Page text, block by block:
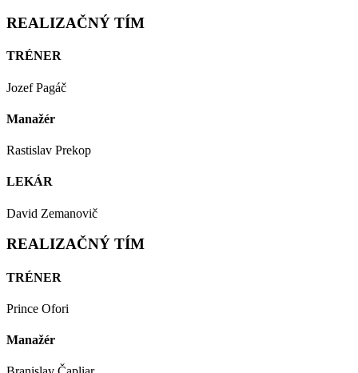
REALIZAČNÝ TÍM
TRÉNER
Jozef Pagáč
Manažér
Rastislav Prekop
LEKÁR
David Zemanovič
REALIZAČNÝ TÍM
TRÉNER
Prince Ofori
Manažér